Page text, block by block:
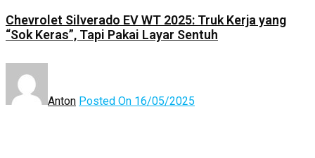
Chevrolet Silverado EV WT 2025: Truk Kerja yang
“Sok Keras”, Tapi Pakai Layar Sentuh
Anton Posted On 16/05/2025